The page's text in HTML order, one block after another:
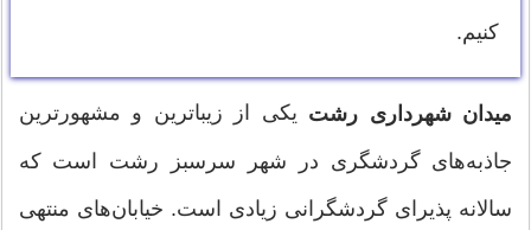
کنیم.
میدان شهرداری رشت یکی از زیباترین و مشهورترین
جاذبه‌های گردشگری در شهر سرسبز رشت است که
سالانه پذیرای گردشگرانی زیادی است. خیابان‌های منتهی